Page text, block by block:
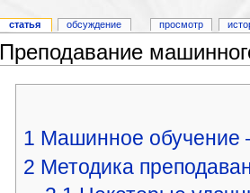
Преподавание
1 Машинное обучение
2 Методика
статья обсуждение просмотр